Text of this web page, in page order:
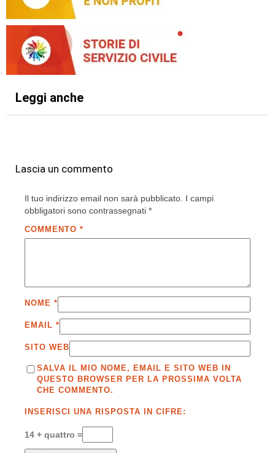
Leggi anche
Lascia un commento
Il tuo indirizzo email non sarà pubblicato. I campi
obbligatori sono contrassegnati *
COMMENTO *
NOME *
EMAIL *
SITO WEB
SALVA IL MIO NOME, EMAIL E SITO WEB IN
QUESTO BROWSER PER LA PROSSIMA VOLTA
CHE COMMENTO.
INSERISCI UNA RISPOSTA IN CIFRE:
14 + quattro =